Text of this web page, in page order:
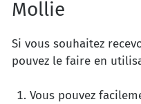
Mollie
Si vous souhaitez
pouvez le faire en
Vous pouvez